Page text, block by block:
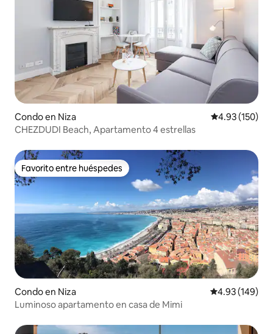
Condo en Niza Calificación
4.93 (150)
CHEZDUDI Beach, Apartamento 4 estrellas
Favorito entre huéspedes
Favorito entre huéspedes
Condo en Niza Calificación
4.93 (149)
Luminoso apartamento en casa de Mimi